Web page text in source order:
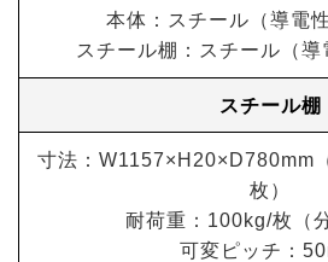
本体：スチール（導電
スチール棚：スチール（導
スチール棚
寸法：W1157×H20×D780mm
枚）
耐荷重：100kg/枚（
可変ピッチ：